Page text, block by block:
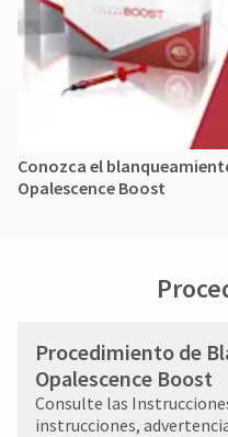
Conozca el
Opalescence Boost
Procedimiento de
Opalescence Boost
Consulte las
instrucciones,